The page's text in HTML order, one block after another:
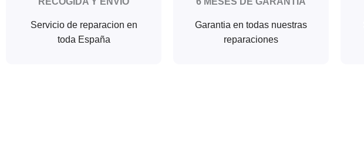
Servicio de reparacion en
toda España
Garantia en todas nuestras
reparaciones